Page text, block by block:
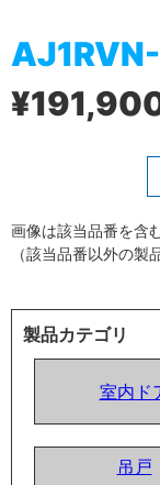
画像は該当品番を含
（該当品番以外の製
製品カテゴリ
室内ド
吊戸